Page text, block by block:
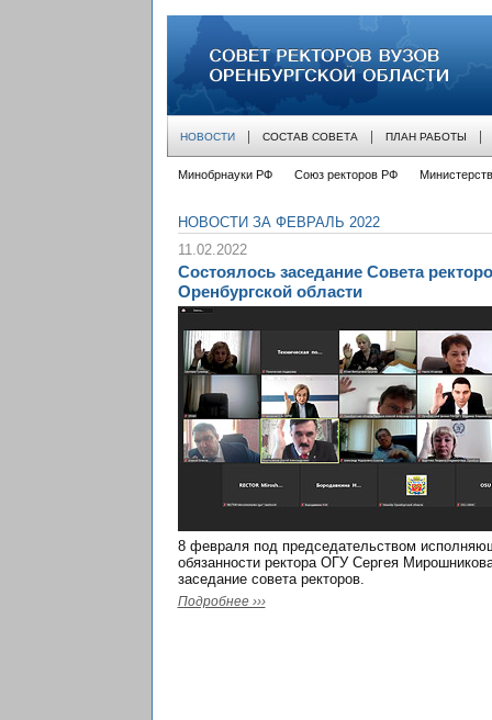
совет ректоров вузов оренбургской
НОВОСТИ СОСТАВ СОВЕТА ПЛАН РАБОТЫ
Минобрнауки РФ Союз ректоров РФ
НОВОСТИ ЗА ФЕВРАЛЬ 2022
11.02.2022
Состоялось заседание Совета
Оренбургской области
8 февраля под председательством
обязанности ректора ОГУ Сергея
заседание совета ректоров.
Подробнее ›››